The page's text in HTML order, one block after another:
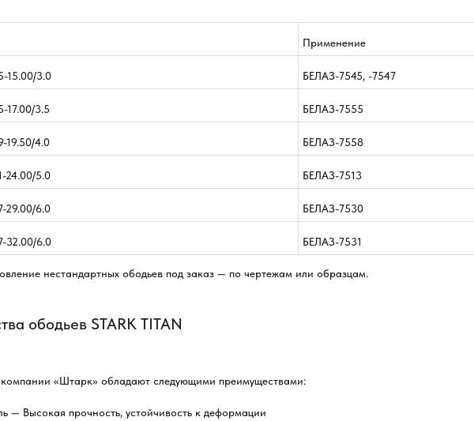
Применение
15.00/3.0 БЕЛАЗ-7545, -7547
17.00/3.5 БЕЛАЗ-7555
19.50/4.0 БЕЛАЗ-7558
24.00/5.0 БЕЛАЗ-7513
29.00/6.0 БЕЛАЗ-7530
32.00/6.0 БЕЛАЗ-7531
нестандартных ободьев под заказ — по чертежам или образцам.
ободьев STARK TITAN
«Штарк» обладают следующими преимуществами:
— Высокая прочность, устойчивость к деформации